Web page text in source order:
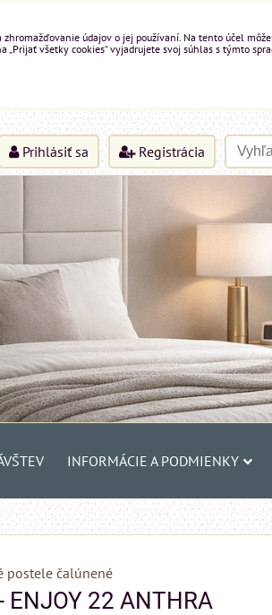
Prihlásiť sa Registrácia
INFORMÁCIE A PODMIENKY
postele čalúnené
ENJOY 22 ANTHRA
údajov o jej používaní. Na tento účel
všetky cookies“ vyjadrujete svoj súhlas s týmto